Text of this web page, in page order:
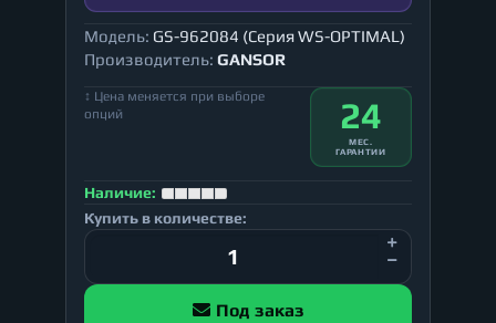
Модель: GS-962084 (Серия WS-OPTIMAL)
Производитель: GANSOR
↕ Цена меняется при выборе
опций
24
МЕС.
ГАРАНТИИ
Наличие:
Купить в количестве:
Под заказ